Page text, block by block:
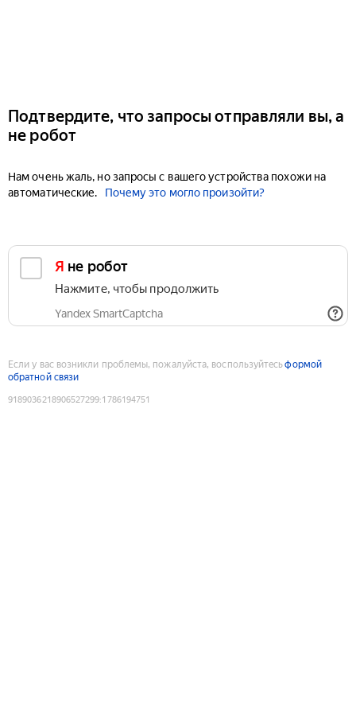
Подтвердите, что запросы отправляли вы, а
не робот
Нам очень жаль, но запросы с вашего устройства похожи на
автоматические.
Почему это могло произойти?
Я не робот
Нажмите, чтобы продолжить
Yandex SmartCaptcha
Если у вас возникли проблемы, пожалуйста, воспользуйтесьформой
обратной связи
9189036218906527299:1786194751